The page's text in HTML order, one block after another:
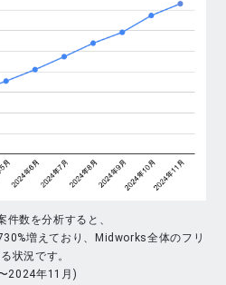
数を分析すると、
増えており、Midworks全体のフリ
状況です。
2024年11月)